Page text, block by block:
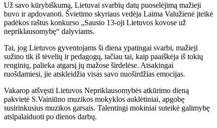
Už savo kūrybiškumą, Lietuvai svarbių datų puoselėjimą mažieji
buvo ir apdovanoti. Švietimo skyriaus vedėja Laima Valužienė įteikė
padėkos raštus konkurso „Sausio 13-oji Lietuvos kovose už
nepriklausomybę“ dalyviams.
Tai, jog Lietuvos gyventojams ši diena ypatingai svarbi, mažieji
sužino tik iš tėvelių ir pedagogų, tačiau tai, kaip paaiškėja iš tokių
renginių, palieka atgarsį jų mažose širdelėse. Atsakingai
ruošdamiesi, jie atskleidžia visas savo nuoširdžias emocijas.
Vakarop atšvęsti Lietuvos Nepriklausomybės atkūrimo dieną
pakvietė S.Vainiūno muzikos mokyklos auklėtiniai, apgobę
susirinkusius muzikos garsais. Talentingi mokiniai suteikė galimybę
atsipalaiduoti po dienos darbų.